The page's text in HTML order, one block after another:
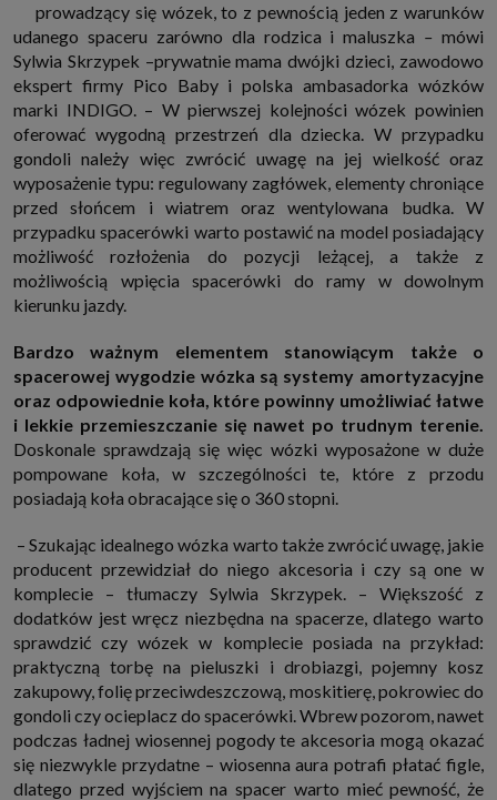
prowadzący się wózek, to z pewnością jeden z warunków
udanego spaceru zarówno dla rodzica i maluszka – mówi
Sylwia Skrzypek –prywatnie mama dwójki dzieci, zawodowo
ekspert firmy Pico Baby i polska ambasadorka wózków
marki INDIGO. – W pierwszej kolejności wózek powinien
oferować wygodną przestrzeń dla dziecka. W przypadku
gondoli należy więc zwrócić uwagę na jej wielkość oraz
wyposażenie typu: regulowany zagłówek, elementy chroniące
przed słońcem i wiatrem oraz wentylowana budka. W
przypadku spacerówki warto postawić na model posiadający
możliwość rozłożenia do pozycji leżącej, a także z
możliwością wpięcia spacerówki do ramy w dowolnym
kierunku jazdy.
Bardzo ważnym elementem stanowiącym także o
spacerowej wygodzie wózka są systemy amortyzacyjne
oraz odpowiednie koła, które powinny umożliwiać łatwe
i lekkie przemieszczanie się nawet po trudnym terenie.
Doskonale sprawdzają się więc wózki wyposażone w duże
pompowane koła, w szczególności te, które z przodu
posiadają koła obracające się o 360 stopni.
– Szukając idealnego wózka warto także zwrócić uwagę, jakie
producent przewidział do niego akcesoria i czy są one w
komplecie – tłumaczy Sylwia Skrzypek. – Większość z
dodatków jest wręcz niezbędna na spacerze, dlatego warto
sprawdzić czy wózek w komplecie posiada na przykład:
praktyczną torbę na pieluszki i drobiazgi, pojemny kosz
zakupowy, folię przeciwdeszczową, moskitierę, pokrowiec do
gondoli czy ocieplacz do spacerówki. Wbrew pozorom, nawet
podczas ładnej wiosennej pogody te akcesoria mogą okazać
się niezwykle przydatne – wiosenna aura potrafi płatać figle,
dlatego przed wyjściem na spacer warto mieć pewność, że